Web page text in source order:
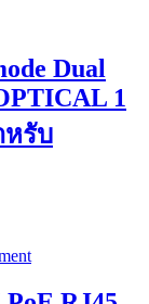
Dual
1
หรับ